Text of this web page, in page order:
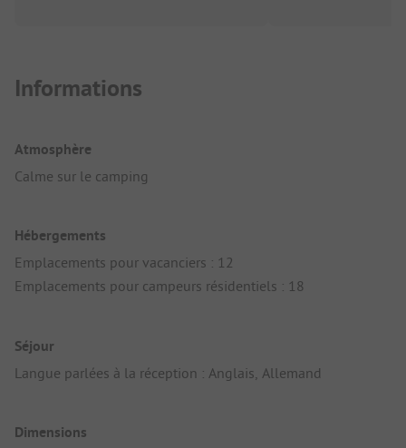
Informations
Atmosphère
Calme sur le camping
Hébergements
Emplacements pour vacanciers : 12
Emplacements pour campeurs résidentiels : 18
Séjour
Langue parlées à la réception : Anglais, Allemand
Dimensions